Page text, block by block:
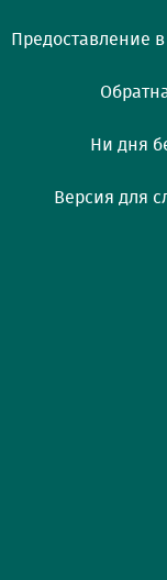
Предоставление
Ни дня
Версия для